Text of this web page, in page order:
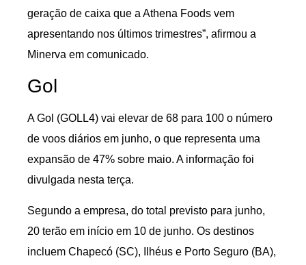
geração de caixa que a Athena Foods vem
apresentando nos últimos trimestres”, afirmou a
Minerva em comunicado.
Gol
A Gol (GOLL4) vai elevar de 68 para 100 o número
de voos diários em junho, o que representa uma
expansão de 47% sobre maio. A informação foi
divulgada nesta terça.
Segundo a empresa, do total previsto para junho,
20 terão em início em 10 de junho. Os destinos
incluem Chapecó (SC), Ilhéus e Porto Seguro (BA),